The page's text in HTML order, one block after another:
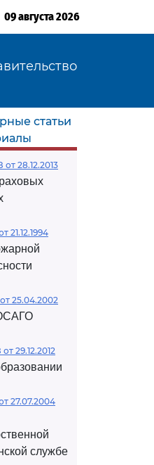
09 августа 2026
статьи
28.12.2013
21.12.1994
25.04.2002
29.12.2012
27.07.2004
службе